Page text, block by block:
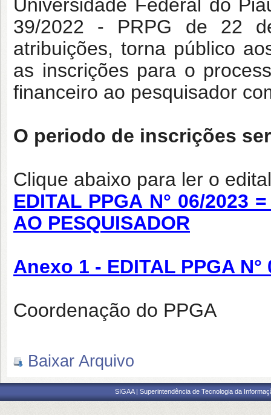
Universidade Federal do
39/2022 - PRPG de 22
atribuições, torna público
as inscrições para o
financeiro ao pesquisador
O periodo de inscrições
Clique abaixo para ler o
EDITAL PPGA N° 06/2023
AO PESQUISADOR
Anexo 1 - EDITAL PPGA N°
Coordenação do PPGA
Baixar Arquivo
SIGAA | Superintendência de Tecnologia da